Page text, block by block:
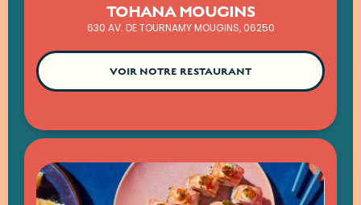
TOHANA MOUGINS
630 AV. DE TOURNAMY MOUGINS, 06250
VOIR NOTRE RESTAURANT